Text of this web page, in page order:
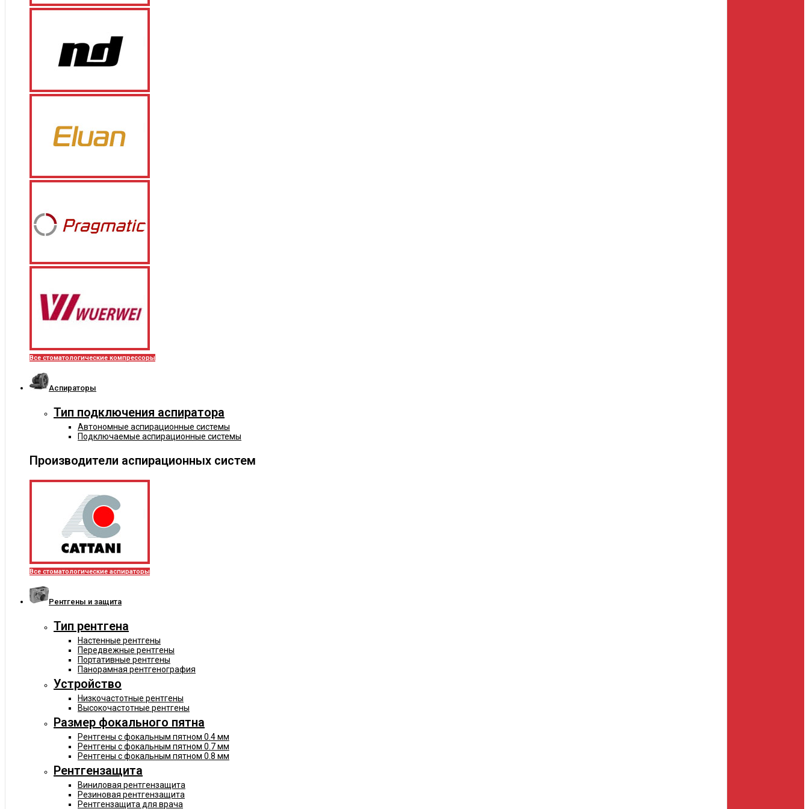
Все стоматологические компрессоры
Аспираторы
Тип подключения аспиратора
Автономные аспирационные системы
Подключаемые аспирационные системы
Производители аспирационных систем
Все стоматологические аспираторы
Рентгены и защита
Тип рентгена
Настенные рентгены
Передвежные рентгены
Портативные рентгены
Панорамная рентгенография
Устройство
Низкочастотные рентгены
Высокочастотные рентгены
Размер фокального пятна
Рентгены с фокальным пятном 0.4 мм
Рентгены с фокальным пятном 0.7 мм
Рентгены с фокальным пятном 0.8 мм
Рентгензащита
Виниловая рентгензащита
Резиновая рентгензащита
Рентгензащита для врача